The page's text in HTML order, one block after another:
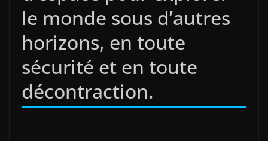
le monde sous d’autres
horizons, en toute
sécurité et en toute
décontraction.